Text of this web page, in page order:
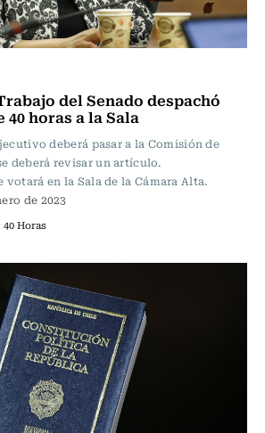
del Senado despachó
horas a la Sala
deberá pasar a la Comisión de
deberá revisar un artículo.
votará en la Sala de la Cámara Alta.
de 2023
40 Horas